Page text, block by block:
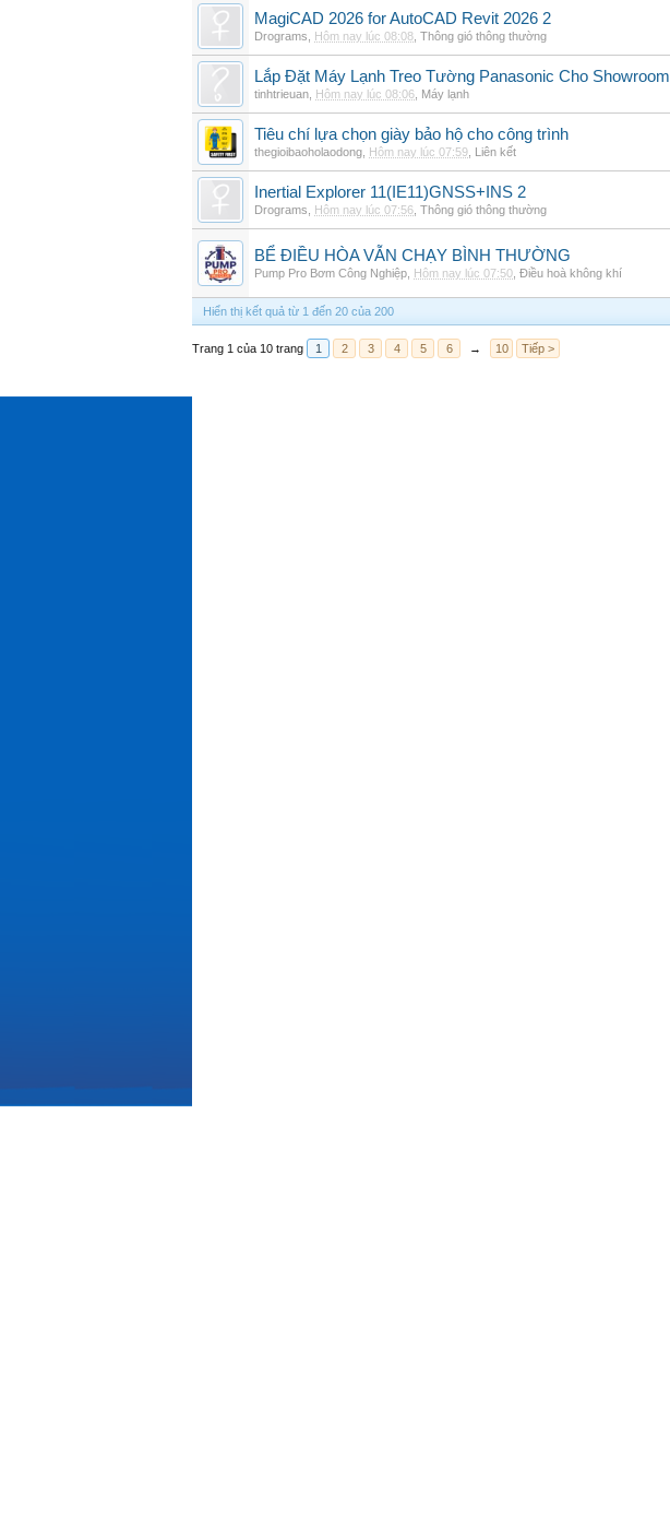
MagiCAD 2026 for AutoCAD Revit 2026 2
Drograms Hôm nay lúc 08:08 Thông gió thông thường
Lắp Đặt Máy Lạnh Treo Tường Panasonic Cho Showroom
tinhtrieuan Hôm nay lúc 08:06 Máy lạnh
Tiêu chí lựa chọn giày bảo hộ cho công trình
thegioibaoholaodong Hôm nay lúc 07:59 Liên kết
Inertial Explorer 11(IE11)GNSS+INS 2
Drograms Hôm nay lúc 07:56 Thông gió thông thường
BỂ ĐIỀU HÒA VẪN CHẠY BÌNH THƯỜNG
Pump Pro Bơm Công Nghiệp Hôm nay lúc 07:50 Điều hoà không khí
Hiển thị kết quả từ 1 đến 20 của 200
Trang 1 của 10 trang 1 2 3 4 5 6 → 10 Tiếp >